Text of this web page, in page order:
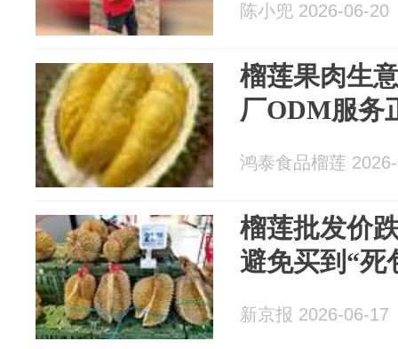
陈小兜 2026-06-20
榴莲果肉生
厂ODM服务
鸿泰食品榴莲
榴莲批发价
避免买到“死
新京报 2026-06-17